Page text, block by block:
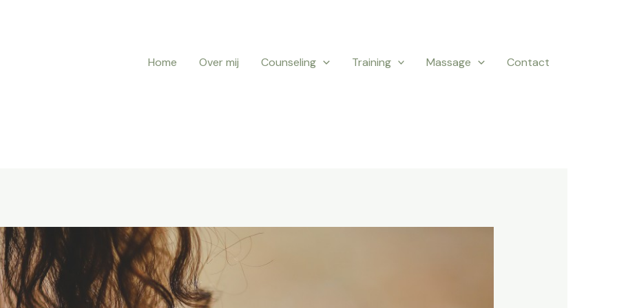
Home Over mij Counseling Training Massage Contact